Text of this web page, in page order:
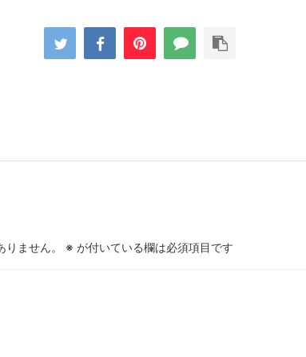
ません。 ※ が付いている欄は必須項目です